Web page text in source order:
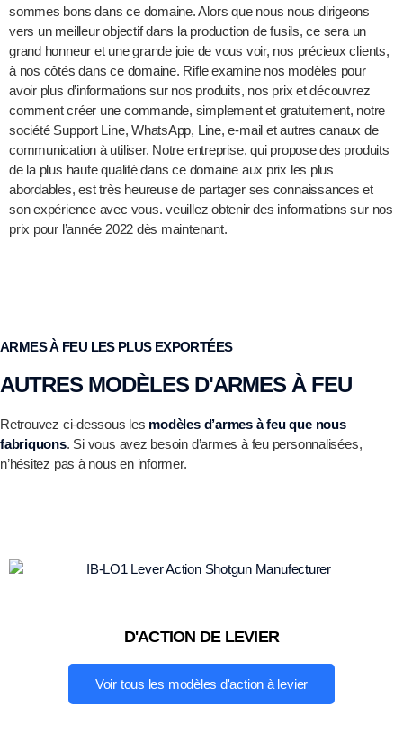
sommes bons dans ce domaine. Alors que nous nous dirigeons
vers un meilleur objectif dans la production de fusils, ce sera un
grand honneur et une grande joie de vous voir, nos précieux clients,
à nos côtés dans ce domaine. Rifle examine nos modèles pour
avoir plus d’informations sur nos produits, nos prix et découvrez
comment créer une commande, simplement et gratuitement, notre
société Support Line, WhatsApp, Line, e-mail et autres canaux de
communication à utiliser. Notre entreprise, qui propose des produits
de la plus haute qualité dans ce domaine aux prix les plus
abordables, est très heureuse de partager ses connaissances et
son expérience avec vous. veuillez obtenir des informations sur nos
prix pour l’année 2022 dès maintenant.
ARMES À FEU LES PLUS EXPORTÉES
AUTRES MODÈLES D'ARMES À FEU
Retrouvez ci-dessous les modèles d’armes à feu que nous
fabriquons. Si vous avez besoin d’armes à feu personnalisées,
n’hésitez pas à nous en informer.
D'ACTION DE LEVIER
Voir tous les modèles d'action à levier